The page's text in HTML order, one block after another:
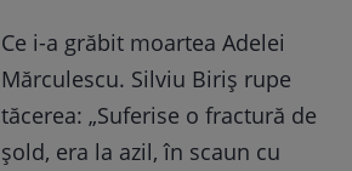
Ce i-a grăbit moartea Adelei
Mărculescu. Silviu Biriș rupe
tăcerea: „Suferise o fractură de
șold, era la azil, în scaun cu